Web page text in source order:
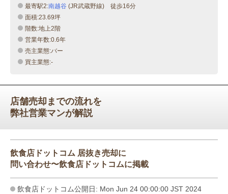
最寄駅2:南越谷 (JR武蔵野線) 徒歩16分
面積:23.69坪
階数:地上2階
営業年数:0.6年
売主業態:バー
買主業態:-
店舗売却までの流れを
弊社営業マンが解説
飲食店ドットコム 居抜き売却に
問い合わせ〜飲食店ドットコムに掲載
飲食店ドットコム公開日: Mon Jun 24 00:00:00 JST 2024